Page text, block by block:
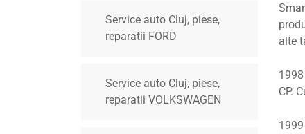
Service auto Cluj, piese,
reparatii FORD
Service auto Cluj, piese,
reparatii VOLKSWAGEN
alte
CP.